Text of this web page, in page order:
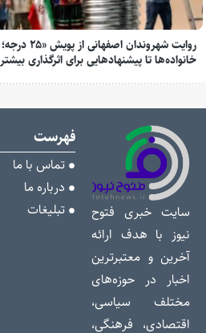
روایت
خانواده‌ها تا پیشنهادهایی برای اثرگذاری
سایت خبری فتوح
نیوز با هدف ارائه
آخرین و معتبرترین
اخبار در حوزه‌های
مختلف سیاسی،
اقتصادی، فرهنگی،
فهرست
تماس با ما
درباره ما
تبلیغات